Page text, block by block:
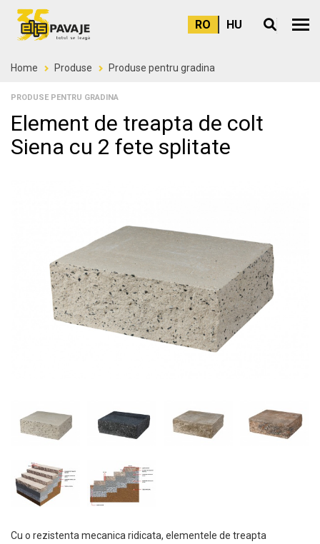
RO HU Meniu
Home Produse Produse pentru gradina
PRODUSE PENTRU GRADINA
Element de treapta de colt
Siena cu 2 fete splitate
Cu o rezistenta mecanica ridicata, elementele de treapta